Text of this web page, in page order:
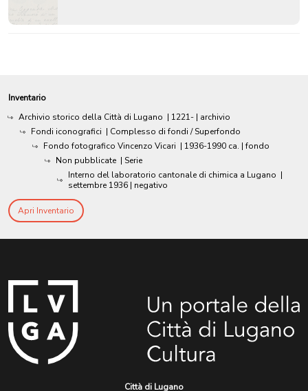
Inventario
Archivio storico della Città di Lugano | 1221- | archivio
Fondi iconografici | Complesso di fondi / Superfondo
Fondo fotografico Vincenzo Vicari | 1936-1990 ca. | fondo
Non pubblicate | Serie
Interno del laboratorio cantonale di chimica a Lugano |
settembre 1936 | negativo
Apri Inventario
Città di Lugano